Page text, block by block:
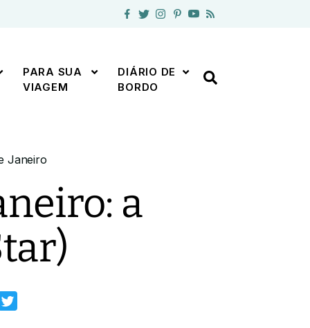
PARA SUA
VIAGEM
DIÁRIO DE
BORDO
Janeiro
a